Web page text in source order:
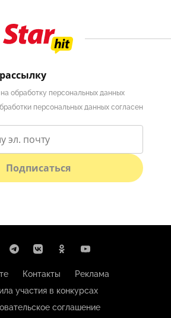
на обработку персональных данных
персональных данных согласен
Подписаться
Контакты
Реклама
участия в конкурсах
соглашение